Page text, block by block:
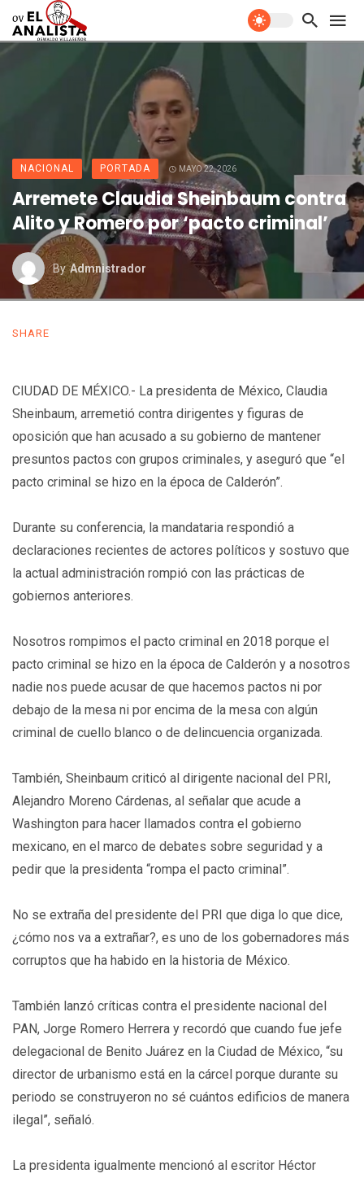
NACIONAL PORTADA MAYO 22, 2026
Arremete Claudia Sheinbaum contra
Alito y Romero por ‘pacto criminal’
By Admnistrador
SHARE
CIUDAD DE MÉXICO.- La presidenta de México, Claudia
Sheinbaum, arremetió contra dirigentes y figuras de
oposición que han acusado a su gobierno de mantener
presuntos pactos con grupos criminales, y aseguró que “el
pacto criminal se hizo en la época de Calderón”.
Durante su conferencia, la mandataria respondió a
declaraciones recientes de actores políticos y sostuvo que
la actual administración rompió con las prácticas de
gobiernos anteriores.
Nosotros rompimos el pacto criminal en 2018 porque el
pacto criminal se hizo en la época de Calderón y a nosotros
nadie nos puede acusar de que hacemos pactos ni por
debajo de la mesa ni por encima de la mesa con algún
criminal de cuello blanco o de delincuencia organizada.
También, Sheinbaum criticó al dirigente nacional del PRI,
Alejandro Moreno Cárdenas, al señalar que acude a
Washington para hacer llamados contra el gobierno
mexicano, en el marco de debates sobre seguridad y a
pedir que la presidenta “rompa el pacto criminal”.
No se extraña del presidente del PRI que diga lo que dice,
¿cómo nos va a extrañar?, es uno de los gobernadores más
corruptos que ha habido en la historia de México.
También lanzó críticas contra el presidente nacional del
PAN, Jorge Romero Herrera y recordó que cuando fue jefe
delegacional de Benito Juárez en la Ciudad de México, “su
director de urbanismo está en la cárcel porque durante su
periodo se construyeron no sé cuántos edificios de manera
ilegal”, señaló.
La presidenta igualmente mencionó al escritor Héctor